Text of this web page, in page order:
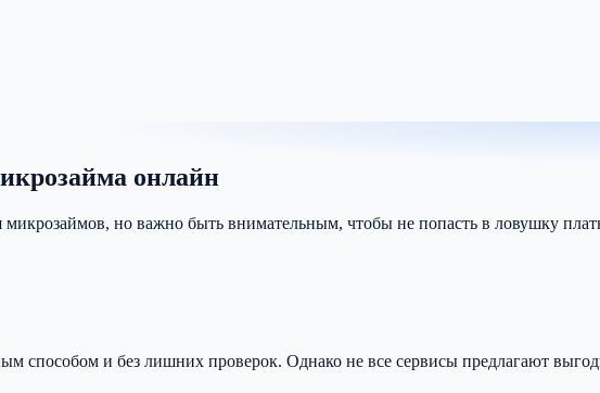
онлайн
но важно быть внимательным, чтобы не попасть в ловушку
и без лишних проверок. Однако не все сервисы предлагают